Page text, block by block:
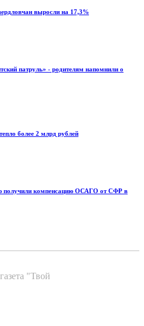
выросли на 17,3%
патруль» - родителям напомнили о
более 2 млрд рублей
получили компенсацию ОСАГО от СФР в
"Твой